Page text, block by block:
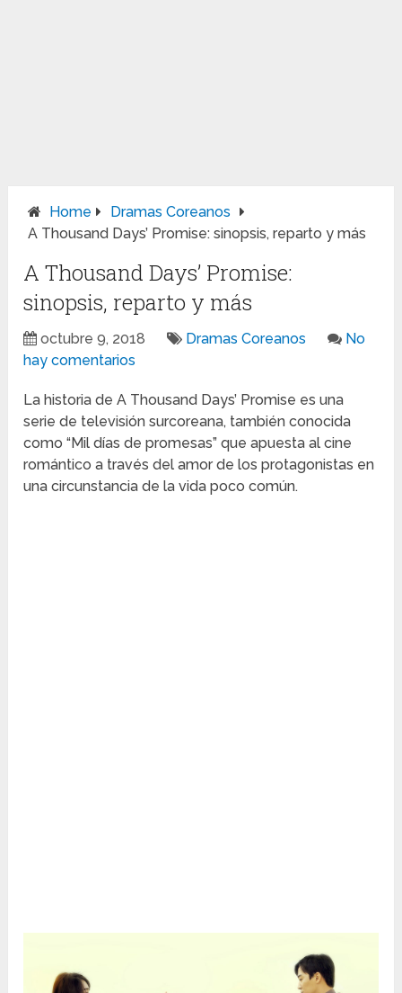
Home
Dramas Coreanos
A Thousand Days’ Promise: sinopsis, reparto y más
A Thousand Days’ Promise:
sinopsis, reparto y más
octubre 9, 2018 Dramas Coreanos
No
hay comentarios
La historia de A Thousand Days’ Promise es una
serie de televisión surcoreana, también conocida
como “Mil días de promesas” que apuesta al cine
romántico a través del amor de los protagonistas en
una circunstancia de la vida poco común.